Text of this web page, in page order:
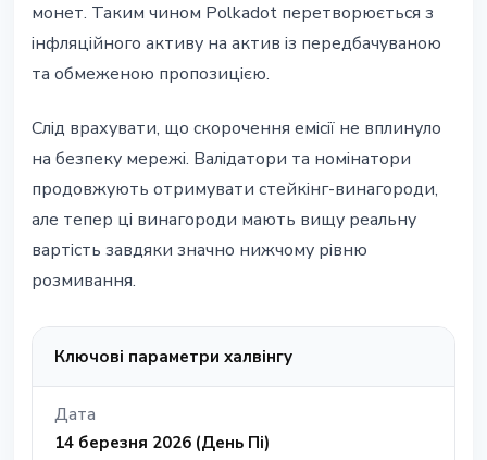
монет. Таким чином Polkadot перетворюється з
інфляційного активу на актив із передбачуваною
та обмеженою пропозицією.
Слід врахувати, що скорочення емісії не вплинуло
на безпеку мережі. Валідатори та номінатори
продовжують отримувати стейкінг-винагороди,
але тепер ці винагороди мають вищу реальну
вартість завдяки значно нижчому рівню
розмивання.
Ключові параметри халвінгу
Дата
14 березня 2026 (День Пі)